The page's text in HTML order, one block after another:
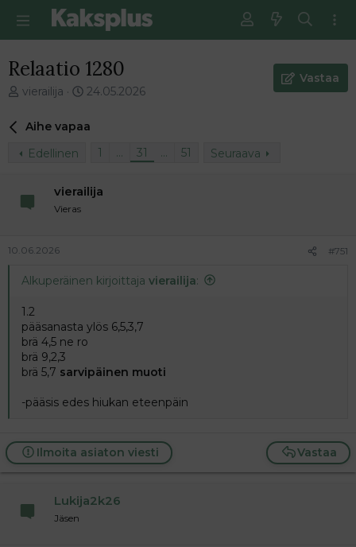
Relaatio 1280
V
e
t
e
t
n
l
t
t
a
j
vierailija
E
s
i
e
i
24.05.2026
Vastaa
Aihe vapaa
Edellinen
1 … 31 … 51 Seuraava
vierailija
Vieras
10.06.2026 #751
Alkuperäinen kirjoittaja vierailija:
1.2
pääsanasta ylös 6,5,3,7
brä 4,5 ne ro
brä 9,2,3
brä 5,7 sarvipäinen muoti
-pääsis edes hiukan eteenpäin
Vastaa
Ilmoita asiaton viesti
Lukija2k26
Jäsen